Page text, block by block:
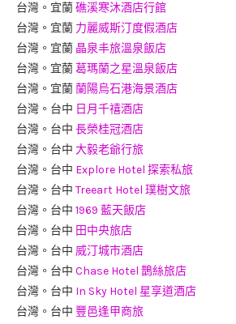
台灣。宜蘭礁溪寒沐酒店行館
台灣。宜蘭 力麗威斯汀度假酒店
台灣。宜蘭 晶泉丰旅溫泉飯店
台灣。宜蘭葛瑪蘭之星溫泉飯店
台灣。宜蘭蘭陽烏石港海景酒店
台灣。台中 日月千禧酒店
台灣。台中 長榮桂冠酒店
台灣。台中 大毅老爺行旅
台灣。台中 Explore Hotel 探索私旅
台灣。台中 Treeart Hotel 璞樹文旅
台灣。台中 1969 藍天飯店
台灣。台中 田中央旅店
台灣。台中 威汀城市酒店
台灣。台中 Chase Hotel 鵲絲旅店
台灣。台中 In Sky Hotel 星享道酒店
台灣。台中 豐邑逢甲商旅